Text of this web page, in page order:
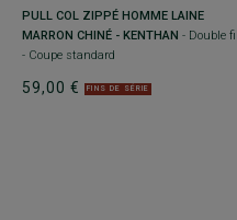
PULL COL ZIPPÉ HOMME LAINE
MARRON CHINÉ - KENTHAN - Double fil
- Coupe standard
59,00 € FINS DE SÉRIE